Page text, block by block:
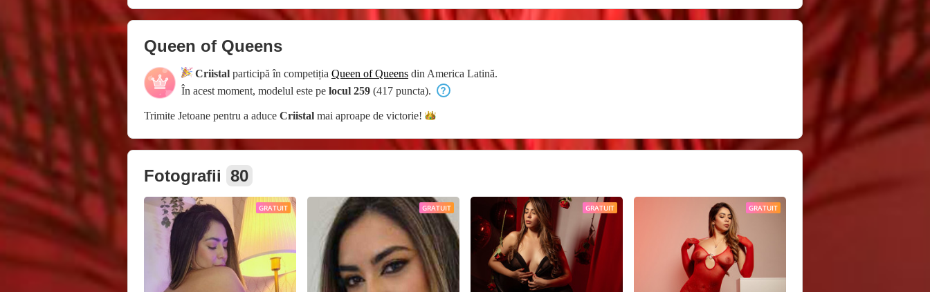
Queen of Queens
Criistal participă în competiția Queen of Queens din America Latină.
În acest moment, modelul este pe locul 259 (417 puncta).
Trimite Jetoane pentru a aduce Criistal mai aproape de victorie!
Fotografii 80
GRATUIT GRATUIT GRATUIT GRATUIT